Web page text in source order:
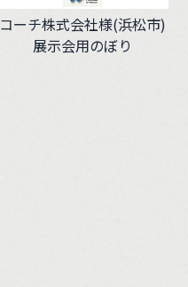
コーチ株式会社様(浜松市)
展示会用のぼり